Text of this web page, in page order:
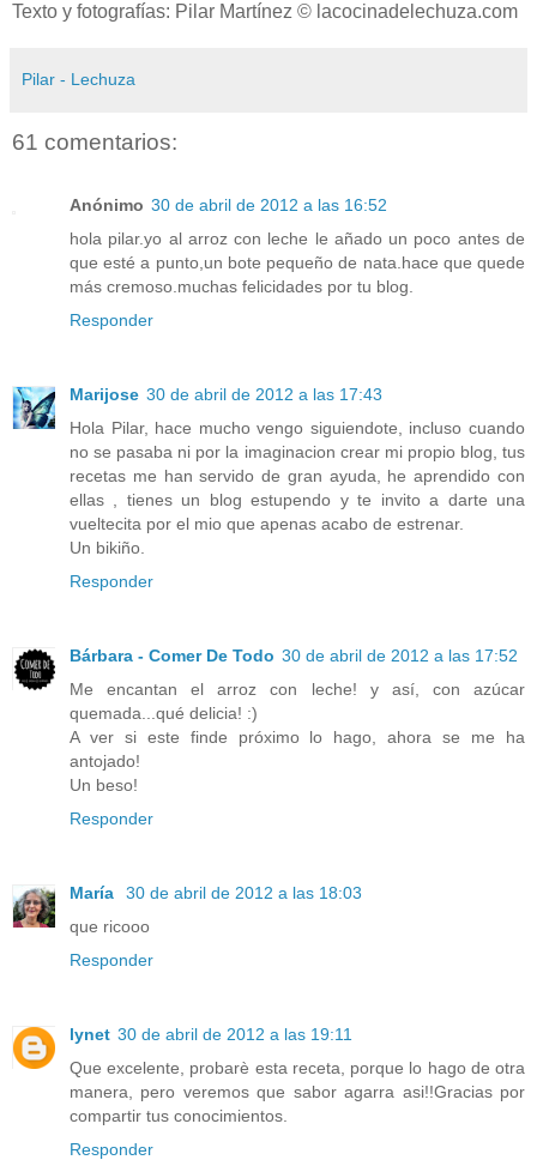
Texto y fotografías: Pilar Martínez © lacocinadelechuza.com
Pilar - Lechuza
61 comentarios:
Anónimo 30 de abril de 2012 a las 16:52
hola pilar.yo al arroz con leche le añado un poco antes de
que esté a punto,un bote pequeño de nata.hace que quede
más cremoso.muchas felicidades por tu blog.
Responder
Marijose 30 de abril de 2012 a las 17:43
Hola Pilar, hace mucho vengo siguiendote, incluso cuando
no se pasaba ni por la imaginacion crear mi propio blog, tus
recetas me han servido de gran ayuda, he aprendido con
ellas , tienes un blog estupendo y te invito a darte una
vueltecita por el mio que apenas acabo de estrenar.
Un bikiño.
Responder
Bárbara - Comer De Todo 30 de abril de 2012 a las 17:52
Me encantan el arroz con leche! y así, con azúcar
quemada...qué delicia! :)
A ver si este finde próximo lo hago, ahora se me ha
antojado!
Un beso!
Responder
María
30 de abril de 2012 a las 18:03
que ricooo
Responder
lynet 30 de abril de 2012 a las 19:11
Que excelente, probarè esta receta, porque lo hago de otra
manera, pero veremos que sabor agarra asi!!Gracias por
compartir tus conocimientos.
Responder